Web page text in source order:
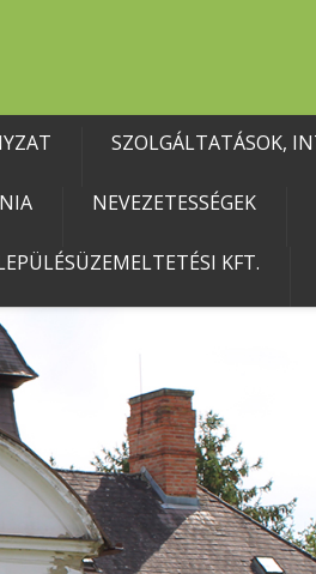
SZOLGÁLTATÁSOK,
NEVEZETESSÉGEK
KFT.